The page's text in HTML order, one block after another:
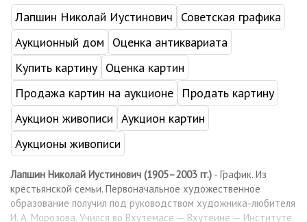
Лапшин Николай Иустинович
Советская графика
Аукционный дом
Оценка антиквариата
Купить картину Оценка картин
Продажа картин на аукционе
Продать картину
Аукцион живописи Аукцион картин
Аукционы живописи
Лапшин Николай Иустинович (1905–2003 гг.) - График. Из
крестьянской семьи. Первоначальное художественное
образование получил под руководством художника-любителя
И. А. Морозова. Учился во Вхутемасе — Вхутеине — Институте